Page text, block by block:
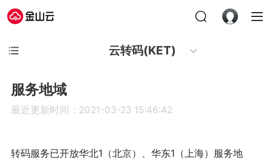
云转码(KET)
服务地域
最近更新时间：2021-03-23 15:46:42
转码服务已开放华北1（北京）、华东1（上海）服务地